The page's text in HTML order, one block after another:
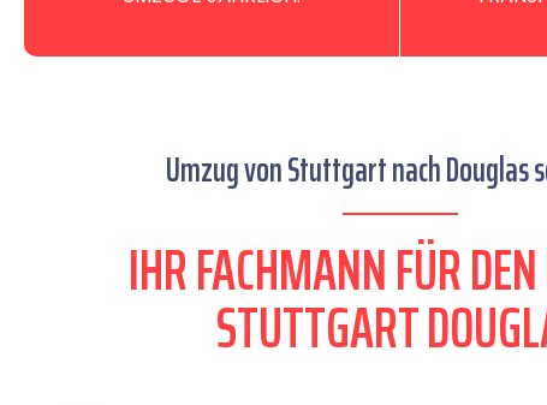
Umzug von Stuttgart nach Douglas
IHR FACHMANN FÜR
STUTTGART